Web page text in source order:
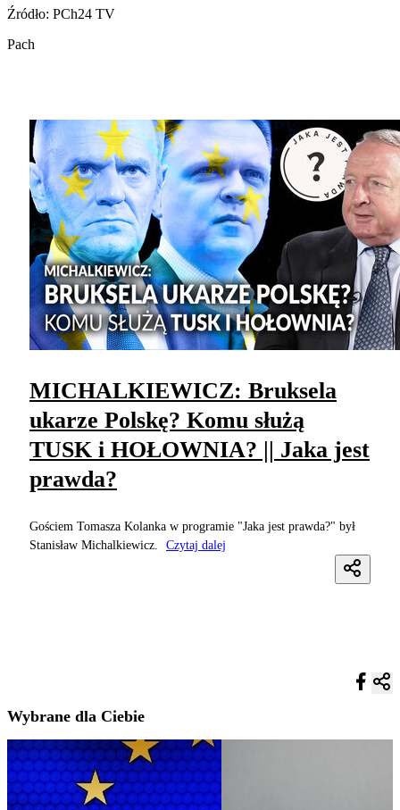
Źródło: PCh24 TV
Pach
MICHALKIEWICZ: Bruksela
ukarze Polskę? Komu służą
TUSK i HOŁOWNIA? || Jaka jest
prawda?
Gościem Tomasza Kolanka w programie "Jaka jest prawda?" był
Stanisław Michalkiewicz.
Czytaj dalej
Wybrane dla Ciebie